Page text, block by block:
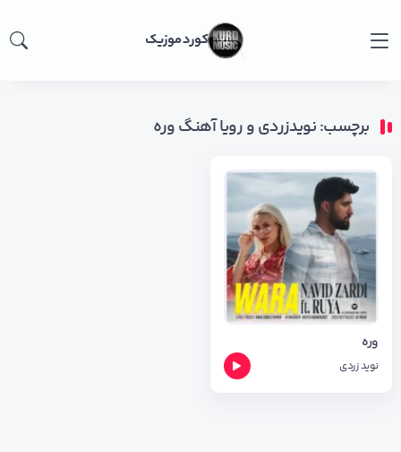
کورد موزیک
برچسب: نویدزردی و رویا آهنگ وره
وره
نوید زردی